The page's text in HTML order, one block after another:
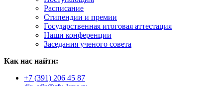
Расписание
Стипендии и премии
Государственная итоговая аттестация
Наши конференции
Заседания ученого совета
Как нас найти:
+7 (391) 206 45 87